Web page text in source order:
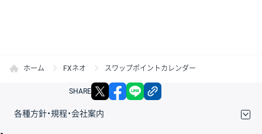
ホーム FXネオ スワップポイントカレンダー
SHARE X facebook
各種方針・規程・会社案内